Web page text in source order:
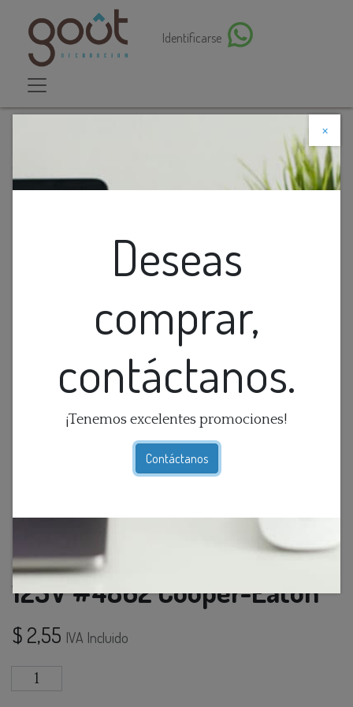
Identificarse
×
Deseas
comprar,
contáctanos.
¡Tenemos excelentes promociones!
Contáctanos
Descuento web
Enchufe Vinilo Normal 15A 125V #4862 Cooper-Eaton
Enchufe Vinilo Normal 15A
125V #4862 Cooper-Eaton
$ 2,55 IVA Incluido